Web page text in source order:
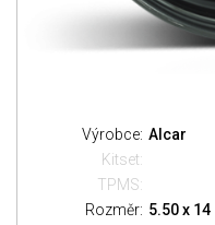
Výrobce: Alcar
Kitset:
TPMS:
Rozměr: 5.50 x 14